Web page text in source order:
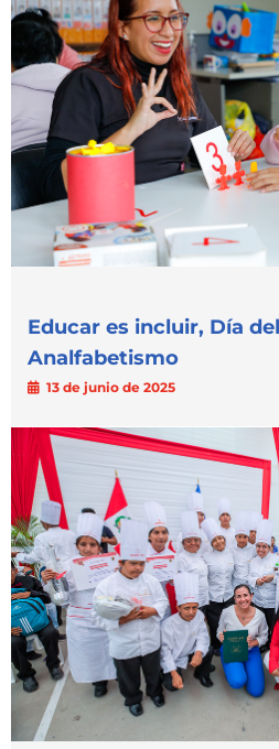
Educar es incluir, Día
Analfabetismo
13 de junio de 2025